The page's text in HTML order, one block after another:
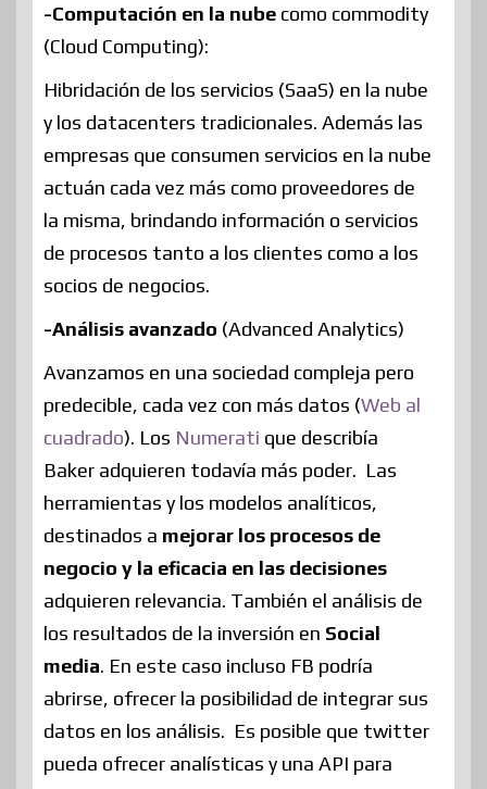
-Computación en la nube como commodity
(Cloud Computing):
Hibridación de los servicios (SaaS) en la nube
y los datacenters tradicionales. Además las
empresas que consumen servicios en la nube
actuán cada vez más como proveedores de
la misma, brindando información o servicios
de procesos tanto a los clientes como a los
socios de negocios.
-Análisis avanzado (Advanced Analytics)
Avanzamos en una sociedad compleja pero
predecible, cada vez con más datos (Web al
cuadrado). Los Numerati que describía
Baker adquieren todavía más poder. Las
herramientas y los modelos analíticos,
destinados a mejorar los procesos de
negocio y la eficacia en las decisiones
adquieren relevancia. También el análisis de
los resultados de la inversión en Social
media. En este caso incluso FB podría
abrirse, ofrecer la posibilidad de integrar sus
datos en los análisis. Es posible que twitter
pueda ofrecer analísticas y una API para